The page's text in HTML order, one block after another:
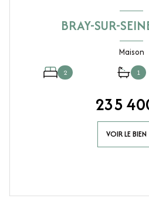
BRAY-SUR-
Maison
2 1
235
VOIR LE BIEN